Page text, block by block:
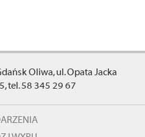
Oliwa, ul. Opata Jacka
tel. 58 345 29 67